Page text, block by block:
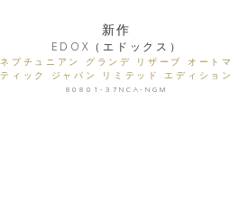
新作
EDOX（エドックス）
ネプチュニアン グランデ リザーブ オートマ
ティック ジャパン リミテッド エディション
80801-37NCA-NGM